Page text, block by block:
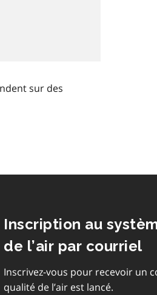
sur des
Inscription au
de l’air par courriel
Inscrivez-vous pour recevoir un
qualité de l’air est lancé.